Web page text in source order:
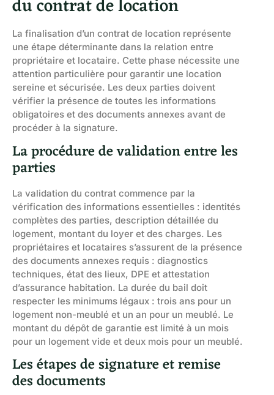
du contrat de location
La finalisation d’un contrat de location représente
une étape déterminante dans la relation entre
propriétaire et locataire. Cette phase nécessite une
attention particulière pour garantir une location
sereine et sécurisée. Les deux parties doivent
vérifier la présence de toutes les informations
obligatoires et des documents annexes avant de
procéder à la signature.
La procédure de validation entre les
parties
La validation du contrat commence par la
vérification des informations essentielles : identités
complètes des parties, description détaillée du
logement, montant du loyer et des charges. Les
propriétaires et locataires s’assurent de la présence
des documents annexes requis : diagnostics
techniques, état des lieux, DPE et attestation
d’assurance habitation. La durée du bail doit
respecter les minimums légaux : trois ans pour un
logement non-meublé et un an pour un meublé. Le
montant du dépôt de garantie est limité à un mois
pour un logement vide et deux mois pour un meublé.
Les étapes de signature et remise
des documents